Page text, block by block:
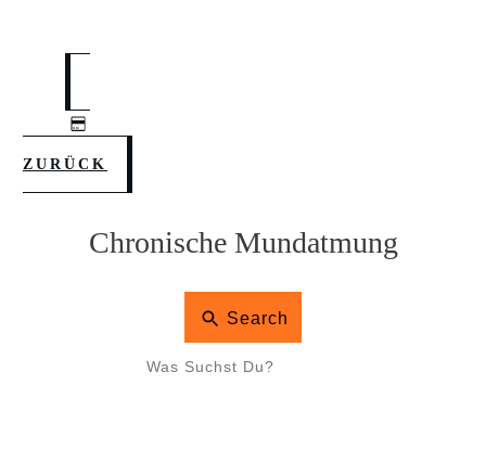
ZURÜCK
Chronische Mundatmung
Search